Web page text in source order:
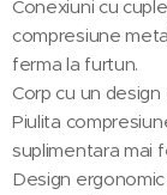
Conexiuni cu
compresiune
ferma la furtun.
Corp cu un
Piulita
suplimentara mai
Design